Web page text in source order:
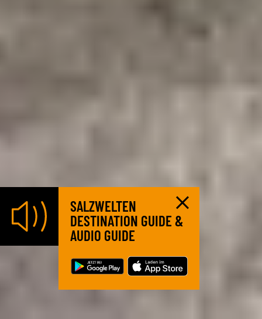
SALZWELTEN
DESTINATION GUIDE &
AUDIO GUIDE